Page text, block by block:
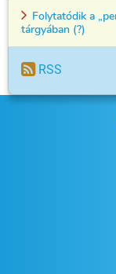
Folytatódik a
tárgyában (?)
RSS